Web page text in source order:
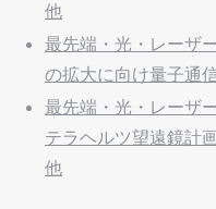
他
最先端・光・レーザ
の拡大に向け量子通
最先端・光・レーザ
テラヘルツ望遠鏡計
他